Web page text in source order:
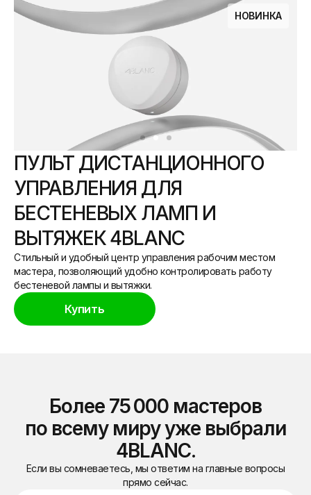
НОВИНКА
ПУЛЬТ ДИСТАНЦИОННОГО
УПРАВЛЕНИЯ ДЛЯ
БЕСТЕНЕВЫХ ЛАМП И
ВЫТЯЖЕК 4BLANC
Стильный и удобный центр управления рабочим местом
мастера, позволяющий удобно контролировать работу
бестеневой лампы и вытяжки.
Купить
Более 75 000 мастеров
по всему миру уже выбрали
4BLANC.
Если вы сомневаетесь, мы ответим на главные вопросы
прямо сейчас.